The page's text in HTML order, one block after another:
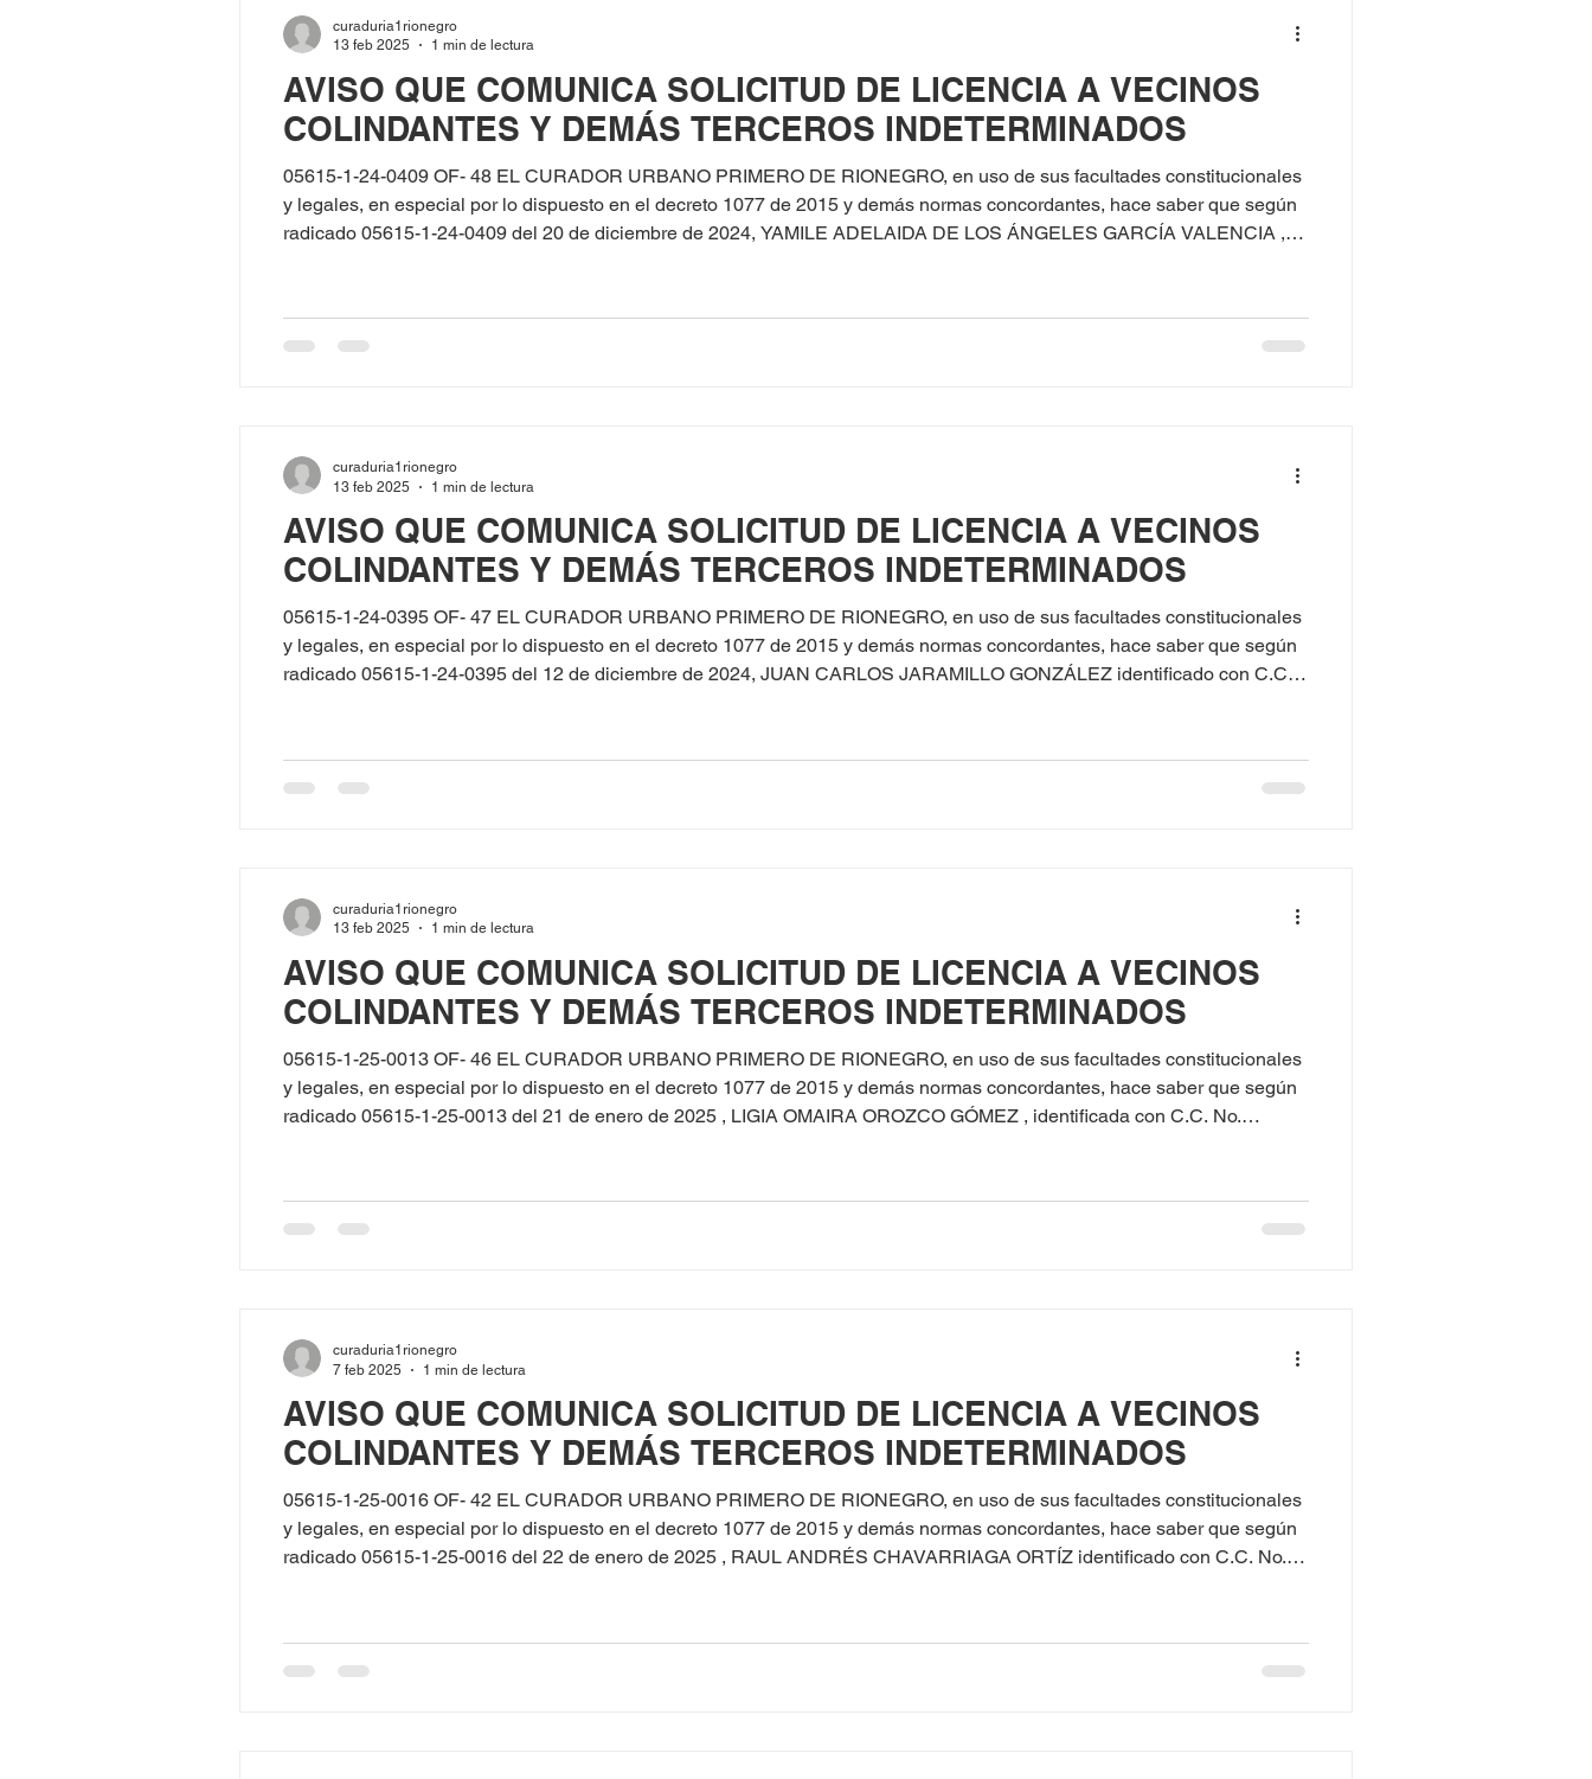
AVISO QUE COMUNICA SOLICITUD DE LICENCIA A VECINOS
COLINDANTES Y DEMÁS TERCEROS INDETERMINADOS
05615-1-24-0409 OF- 48 EL CURADOR URBANO PRIMERO DE RIONEGRO, en uso de sus facultades constitucionales
y legales, en especial por lo dispuesto en el decreto 1077 de 2015 y demás normas concordantes, hace saber que según
radicado 05615-1-24-0409 del 20 de diciembre de 2024, YAMILE ADELAIDA DE LOS ÁNGELES GARCÍA VALENCIA ,
curaduria1rionegro
13 feb 2025
1 min de lectura
AVISO QUE COMUNICA SOLICITUD DE LICENCIA A VECINOS
COLINDANTES Y DEMÁS TERCEROS INDETERMINADOS
05615-1-24-0395 OF- 47 EL CURADOR URBANO PRIMERO DE RIONEGRO, en uso de sus facultades constitucionales
y legales, en especial por lo dispuesto en el decreto 1077 de 2015 y demás normas concordantes, hace saber que según
radicado 05615-1-24-0395 del 12 de diciembre de 2024, JUAN CARLOS JARAMILLO GONZÁLEZ identificado con C.C.
curaduria1rionegro
13 feb 2025
1 min de lectura
AVISO QUE COMUNICA SOLICITUD DE LICENCIA A VECINOS
COLINDANTES Y DEMÁS TERCEROS INDETERMINADOS
05615-1-25-0013 OF- 46 EL CURADOR URBANO PRIMERO DE RIONEGRO, en uso de sus facultades constitucionales
y legales, en especial por lo dispuesto en el decreto 1077 de 2015 y demás normas concordantes, hace saber que según
radicado 05615-1-25-0013 del 21 de enero de 2025 , LIGIA OMAIRA OROZCO GÓMEZ , identificada con C.C. No.
curaduria1rionegro
13 feb 2025
1 min de lectura
AVISO QUE COMUNICA SOLICITUD DE LICENCIA A VECINOS
COLINDANTES Y DEMÁS TERCEROS INDETERMINADOS
05615-1-25-0016 OF- 42 EL CURADOR URBANO PRIMERO DE RIONEGRO, en uso de sus facultades constitucionales
y legales, en especial por lo dispuesto en el decreto 1077 de 2015 y demás normas concordantes, hace saber que según
radicado 05615-1-25-0016 del 22 de enero de 2025 , RAUL ANDRÉS CHAVARRIAGA ORTÍZ identificado con C.C. No.
curaduria1rionegro
7 feb 2025
1 min de lectura